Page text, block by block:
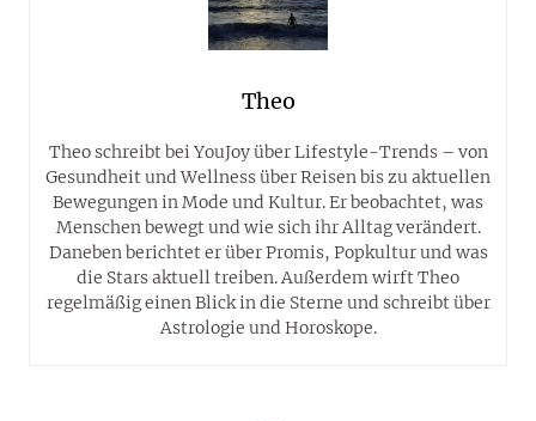
Theo
Theo schreibt bei YouJoy über Lifestyle-Trends – von
Gesundheit und Wellness über Reisen bis zu aktuellen
Bewegungen in Mode und Kultur. Er beobachtet, was
Menschen bewegt und wie sich ihr Alltag verändert.
Daneben berichtet er über Promis, Popkultur und was
die Stars aktuell treiben. Außerdem wirft Theo
regelmäßig einen Blick in die Sterne und schreibt über
Astrologie und Horoskope.